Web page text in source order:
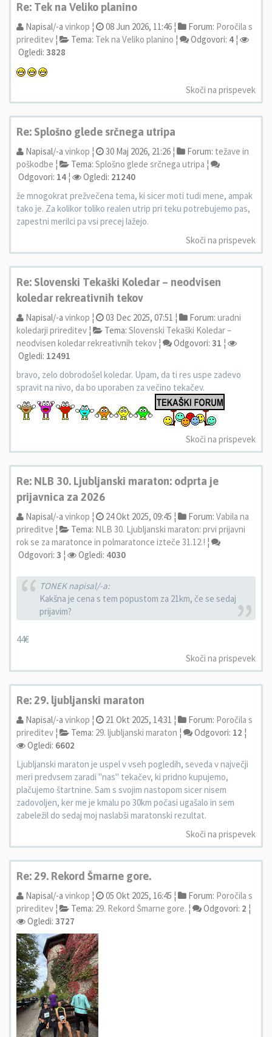
Re: Tek na Veliko planino
Napisal/-a vinkop ¦ 08 Jun 2026, 11:46 ¦ Forum: Poročila s
prireditev ¦ Tema: Tek na Veliko planino ¦ Odgovori: 4 ¦
Ogledi: 3828
Skoči na prispevek
Re: Splošno glede srčnega utripa
Napisal/-a vinkop ¦ 30 Maj 2026, 21:26 ¦ Forum: težave in
poškodbe ¦ Tema: Splošno glede srčnega utripa ¦
Odgovori: 14 ¦ Ogledi: 21240
že mnogokrat prežvečena tema, ki sicer moti tudi mene, ampak
tako je. Za kolikor toliko realen utrip pri teku potrebujemo pas,
zapestni merilci pa vsi precej lažejo.
Skoči na prispevek
Re: Slovenski Tekaški Koledar – neodvisen
koledar rekreativnih tekov
Napisal/-a vinkop ¦ 03 Dec 2025, 07:51 ¦ Forum: uradni
koledarji prireditev ¦ Tema: Slovenski Tekaški Koledar –
neodvisen koledar rekreativnih tekov ¦ Odgovori: 31 ¦
Ogledi: 12491
bravo, zelo dobrodošel koledar. Upam, da ti res uspe zadevo
spravit na nivo, da bo uporaben za večino tekačev.
Skoči na prispevek
Re: NLB 30. Ljubljanski maraton: odprta je
prijavnica za 2026
Napisal/-a vinkop ¦ 24 Okt 2025, 09:45 ¦ Forum: Vabila na
prireditve ¦ Tema: NLB 30. Ljubljanski maraton: prvi prijavni
rok se za maratonce in polmaratonce izteče 31.12.! ¦
Odgovori: 3 ¦ Ogledi: 4030
TONEK napisal/-a:
Kakšna je cena s tem popustom za 21km, če se sedaj
prijavim?
44€
Skoči na prispevek
Re: 29. ljubljanski maraton
Napisal/-a vinkop ¦ 21 Okt 2025, 14:31 ¦ Forum: Poročila s
prireditev ¦ Tema: 29. ljubljanski maraton ¦ Odgovori: 12 ¦
Ogledi: 6602
Ljubljanski maraton je uspel v vseh pogledih, seveda v največji
meri predvsem zaradi "nas" tekačev, ki pridno kupujemo,
plačujemo štartnine. Sam s svojim nastopom sicer nisem
zadovoljen, ker me je kmalu po 30km počasi ugašalo in sem
zabeležil do sedaj moj naslabši maratonski rezultat.
Skoči na prispevek
Re: 29. Rekord Šmarne gore.
Napisal/-a vinkop ¦ 05 Okt 2025, 16:45 ¦ Forum: Poročila s
prireditev ¦ Tema: 29. Rekord Šmarne gore. ¦ Odgovori: 2 ¦
Ogledi: 3727